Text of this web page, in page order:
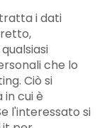
i dati
che lo
Ciò si
cui è
l'interessato si